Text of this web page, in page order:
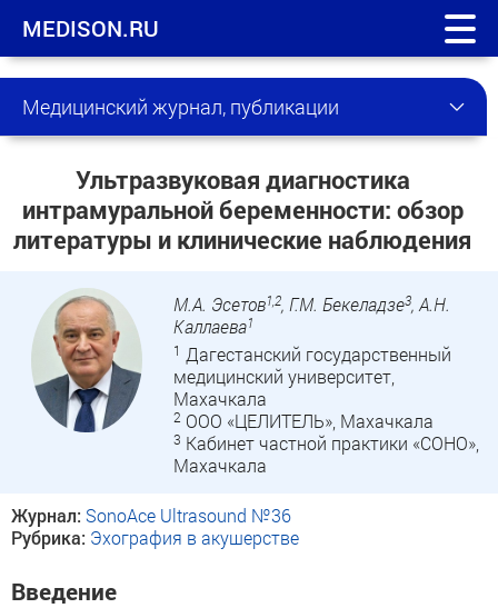
MEDISON.RU
Медицинский журнал, публикации
Ультразвуковая диагностика
интрамуральной беременности: обзор
литературы и клинические наблюдения
М.А. Эсетов1,2, Г.М. Бекеладзе3, А.Н.
Каллаева1
1 Дагестанский государственный
медицинский университет,
Махачкала
2 ООО «ЦЕЛИТЕЛЬ», Махачкала
3 Кабинет частной практики «СОНО»,
Махачкала
Журнал: SonoAce Ultrasound №36
Рубрика: Эхография в акушерстве
Введение